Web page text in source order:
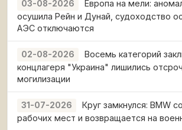
03-08-2026
Европа на мели:
осушила Рейн и Дунай, судоходство
АЭС отключаются
02-08-2026
Восемь категорий
концлагеря "Украина" лишились
могилизации
31-07-2026
Круг замкнулся: BMW
рабочих мест и возвращается на